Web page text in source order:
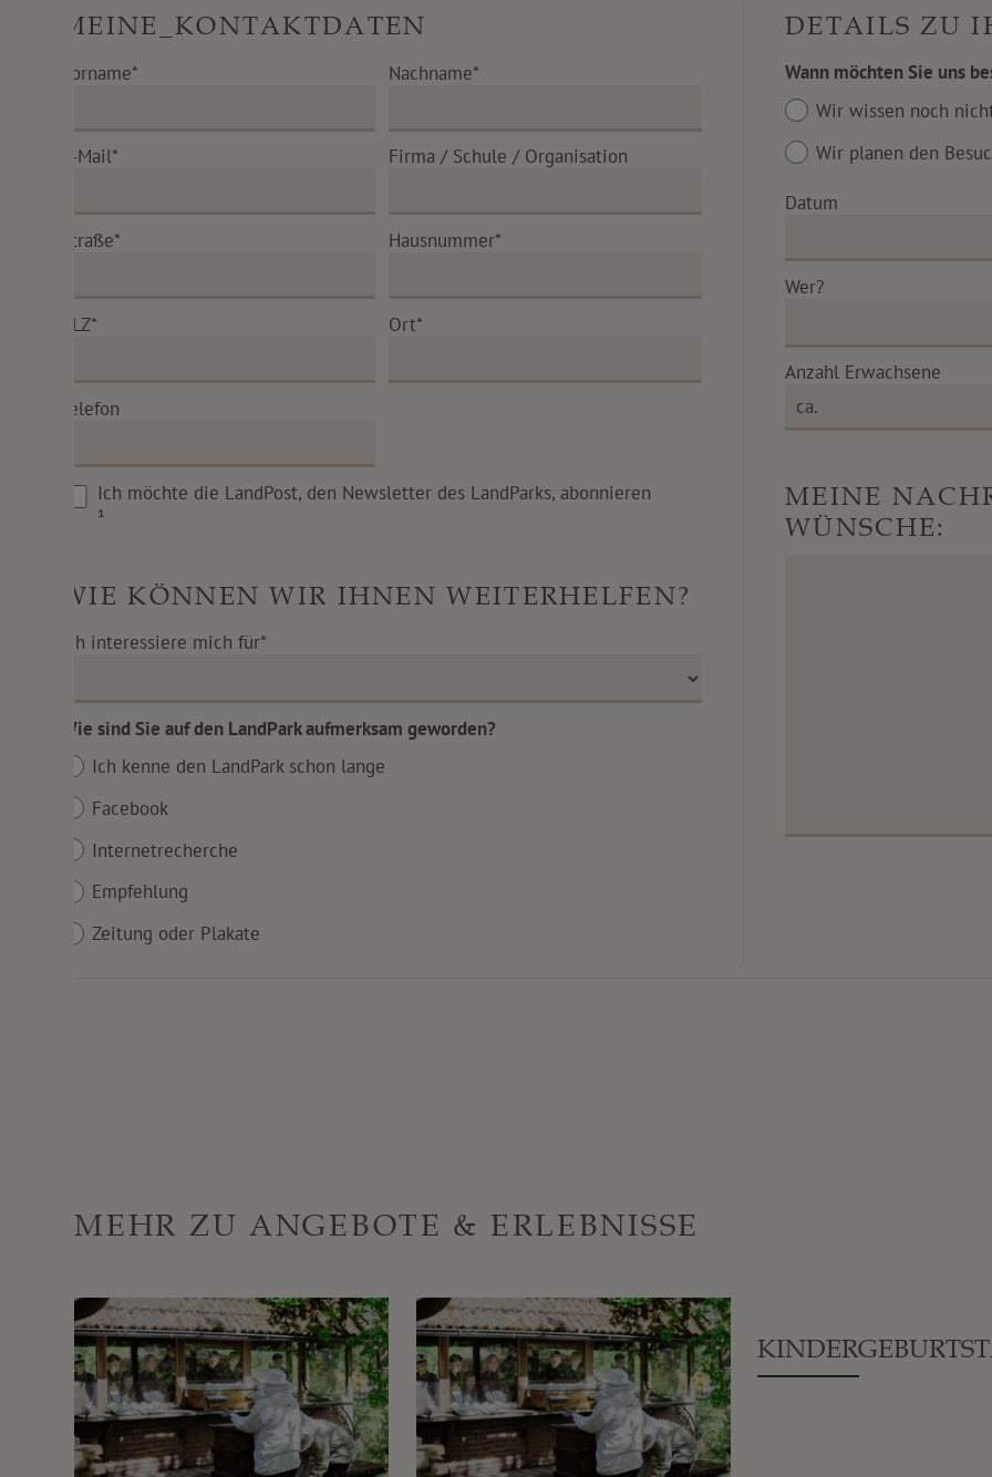
MEINE_KONTAKTDATEN
Vorname* Nachname*
E-Mail* Firma / Schule / Organisation
Straße* Hausnummer*
PLZ* Ort*
Telefon
Ich möchte die LandPost, den Newsletter des LandParks, abonnieren
¹
WIE KÖNNEN WIR IHNEN WEITERHELFEN?
Ich interessiere mich für*
Wie sind Sie auf den LandPark aufmerksam geworden?
Ich kenne den LandPark schon lange
Facebook
Internetrecherche
Empfehlung
Zeitung oder Plakate
DETAILS ZU
Wann möchten Sie uns
Wir wissen noch
Wir planen den
Datum
Wer?
Anzahl Erwachsene
MEINE
WÜNSCHE:
MEHR ZU ANGEBOTE & ERLEBNISSE